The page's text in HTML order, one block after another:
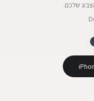
שלכם.